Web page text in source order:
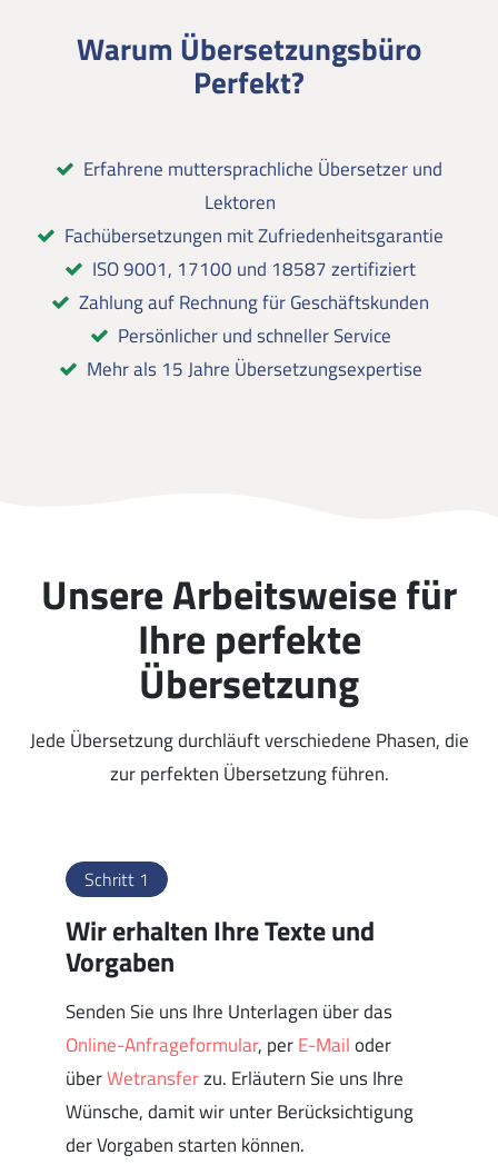
Warum Übersetzungsbüro
Perfekt?
Erfahrene muttersprachliche Übersetzer und
Lektoren
Fachübersetzungen mit Zufriedenheitsgarantie
ISO 9001, 17100 und 18587 zertifiziert
Zahlung auf Rechnung für Geschäftskunden
Persönlicher und schneller Service
Mehr als 15 Jahre Übersetzungsexpertise
Unsere Arbeitsweise für
Ihre perfekte
Übersetzung
Jede Übersetzung durchläuft verschiedene Phasen, die
zur perfekten Übersetzung führen.
Schritt 1
Wir erhalten Ihre Texte und
Vorgaben
Senden Sie uns Ihre Unterlagen über das
Online-Anfrageformular, perE-Mailoder
überWetransferzu. Erläutern Sie uns Ihre
Wünsche, damit wir unter Berücksichtigung
der Vorgaben starten können.